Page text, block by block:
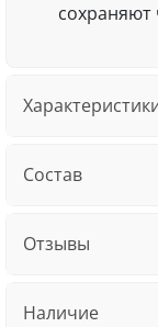
сохраняют
Состав
Отзывы
Наличие